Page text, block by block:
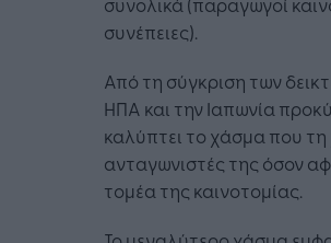
συνέπειες).
Από τη σύγκριση των
ΗΠΑ και την Ιαπωνία
καλύπτει το χάσμα που
ανταγωνιστές της όσον
τομέα της καινοτομίας.